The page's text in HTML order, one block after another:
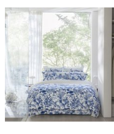
Vragen over de levering
Onderhoud & tips